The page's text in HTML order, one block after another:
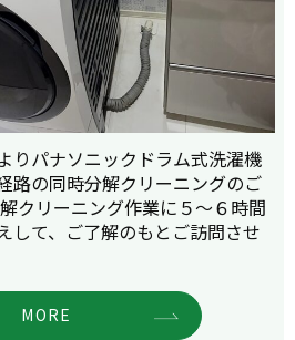
りパナソニックドラム式洗濯機
路の同時分解クリーニングのご
クリーニング作業に５～６時間
して、ご了解のもとご訪問させ
MORE